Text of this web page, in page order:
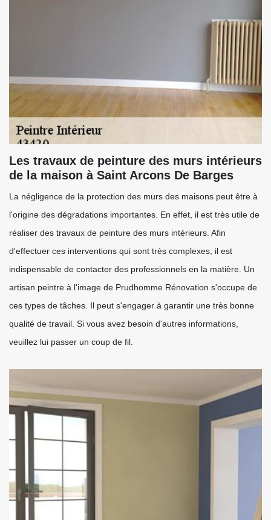
Les travaux de peinture des murs intérieurs
de la maison à Saint Arcons De Barges
La négligence de la protection des murs des maisons peut être à
l'origine des dégradations importantes. En effet, il est très utile de
réaliser des travaux de peinture des murs intérieurs. Afin
d'effectuer ces interventions qui sont très complexes, il est
indispensable de contacter des professionnels en la matière. Un
artisan peintre à l'image de Prudhomme Rénovation s'occupe de
ces types de tâches. Il peut s'engager à garantir une très bonne
qualité de travail. Si vous avez besoin d'autres informations,
veuillez lui passer un coup de fil.